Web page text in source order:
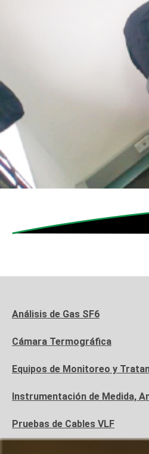
Análisis de Gas SF6
Cámara Termográfica
Equipos de Monitoreo y
Instrumentación de Medida,
Pruebas de Cables VLF